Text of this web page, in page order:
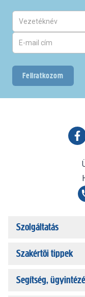
Feliratkozom
Szolgáltatás
Szakértői tippek
Segítség,